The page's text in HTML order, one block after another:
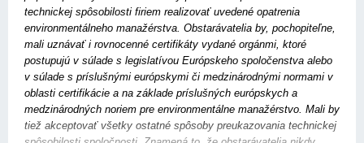
technickej spôsobilosti firiem realizovať uvedené opatrenia
environmentálneho manažérstva. Obstarávatelia by, pochopiteľne,
mali uznávať i rovnocenné certifikáty vydané orgánmi, ktoré
postupujú v súlade s legislatívou Európskeho spoločenstva alebo
v súlade s príslušnými európskymi či medzinárodnými normami v
oblasti certifikácie a na základe príslušných európskych a
medzinárodných noriem pre environmentálne manažérstvo. Mali by
tiež akceptovať všetky ostatné spôsoby preukazovania technickej